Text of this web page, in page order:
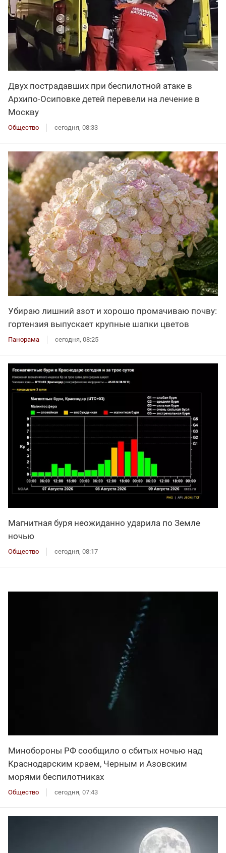
Двух пострадавших при беспилотной атаке в
Архипо-Осиповке детей перевели на лечение в
Москву
Общество сегодня, 08:33
Убираю лишний азот и хорошо промачиваю почву:
гортензия выпускает крупные шапки цветов
Панорама сегодня, 08:25
Магнитная буря неожиданно ударила по Земле
ночью
Общество сегодня, 08:17
Минобороны РФ сообщило о сбитых ночью над
Краснодарским краем, Черным и Азовским
морями беспилотниках
Общество сегодня, 07:43